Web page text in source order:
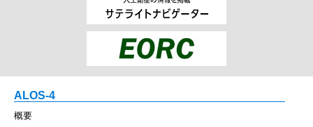
ALOS-4
概要